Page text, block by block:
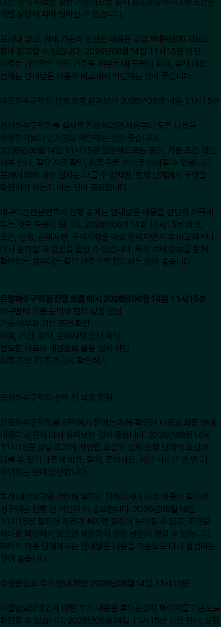
개별 상황에 따라 달라질 수 있습니다.
표시나 광고, 거래 기준과 관련된 내용은 공정거래위원회 자료도
함께 참고할 수 있습니다. 2026년06월14일 11시15분 이런
자료는 기본적인 판단 기준을 세우는 데 도움이 되며, 실제 이용
전에는 안내받은 내용과 비교해서 확인하는 것이 좋습니다.
마포하수구막힘 진행 흐름 살펴보기 2026년06월14일 11시15분
용산하수구막힘를 실제로 진행하려면 처음부터 모든 내용을
확정하기보다 단계별로 확인하는 것이 좋습니다.
2026년06월14일 11시15분 일반적으로는 문의, 기본 조건 확인,
세부 안내, 필요 자료 확인, 최종 검토 순서로 이어질 수 있습니다.
분야에 따라 세부 절차는 다를 수 있지만, 현재 단계에서 무엇을
확인해야 하는지 아는 것이 중요합니다.
대구이혼전문변호사 진행 중에는 안내받은 내용을 간단히 기록해
두는 것도 도움이 됩니다. 2026년06월14일 11시15분 비용,
조건, 일정, 준비사항, 주의사항을 따로 정리하면 이후 비교하거나
다시 문의할 때 혼선을 줄일 수 있습니다. 특히 여러 정보를 함께
확인하는 경우에는 같은 기준으로 정리하는 것이 좋습니다.
은평하수구막힘 진행 흐름 예시 2026년06월14일 11시15분
야구반티 기본 문의와 현재 상황 전달
가능 여부와 기본 조건 확인
비용, 기간, 절차, 준비사항 안내 확인
필요한 자료와 개인정보 활용 범위 확인
최종 진행 전 조건 다시 확인하기
광진하수구막힘 선택 전 최종 점검
은평하수구막힘를 선택하기 전에는 처음 확인한 내용과 최종 안내
내용이 같은지 다시 살펴보는 것이 좋습니다. 2026년06월14일
11시15분 상담 초기에 확인한 조건과 실제 진행 단계의 조건이
다를 수 있기 때문에 비용, 절차, 준비사항, 제한 사항은 한 번 더
확인하는 편이 안전합니다.
특히 대안학교와 관련해 일정이 정해지거나 자료 제출이 필요한
경우에는 진행 전 확인이 더 중요합니다. 2026년06월14일
11시15분 필요한 자료가 빠지면 일정이 늦어질 수 있고, 조건을
제대로 확인하지 않으면 예상하지 못한 불편이 생길 수 있습니다.
따라서 최종 단계에서는 안내받은 내용을 기준으로 다시 점검하는
것이 좋습니다.
수원흥신소 추가 안내 확인 2026년06월14일 11시15분
서울암요양병원에 대한 추가 내용은 휴대폰성지 페이지를 기준으로
확인할 수 있습니다. 2026년06월14일 11시15분 기본 안내, 상담